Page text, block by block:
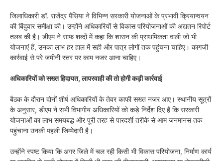
जिलाधिकारी डॉ. राजेंद्र पैंसिया ने विभिन्न सरकारी योजनाओं के प्रभावी क्रियान्वयन
की बिंदुवार समीक्षा की। उन्होंने अधिकारियों से विकास परियोजनाओं की अद्यतन रिपोर्ट
तलब की है। डीएम ने साफ शब्दों में कहा कि शासन की प्राथमिकता वाली जो भी
योजनाएं हैं, उनका लाभ हर हाल में सही और पात्र लोगों तक पहुंचना चाहिए। कागजी
कार्रवाई से परे जमीनी स्तर पर काम नजर आना चाहिए।
अधिकारियों को सख्त हिदायत, लापरवाही की तो होगी कड़ी कार्रवाई
बैठक के दौरान दोनों शीर्ष अधिकारियों के तेवर काफी सख्त नजर आए। स्थानीय सूत्रों
के अनुसार, डीएम ने सभी विभागीय अधिकारियों को कड़े निर्देश दिए हैं कि सरकारी
योजनाओं का लाभ समयबद्ध और पूरी तरह से पारदर्शी तरीके से आम जनमानस तक
पहुंचाना उनकी पहली जिम्मेदारी है।
उन्होंने स्पष्ट किया कि अगर जिले में चल रही किसी भी विकास परियोजना, निर्माण कार्य